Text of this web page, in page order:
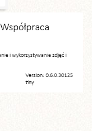
Współpraca
i wykorzystywanie zdjęć i
Version: 0.6.0.30125
tiny